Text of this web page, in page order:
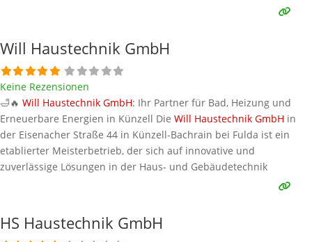
Interessenten bei der Anbieterauswahl. Sollten Sie eine kritische
und bleiben
Weiterlesen …
Will Haustechnik GmbH
Keine Rezensionen
🛁🔥 Will Haustechnik GmbH: Ihr Partner für Bad, Heizung und
Erneuerbare Energien in Künzell Die Will Haustechnik GmbH in
der Eisenacher Straße 44 in Künzell-Bachrain bei Fulda ist ein
etablierter Meisterbetrieb, der sich auf innovative und
zuverlässige Lösungen in der Haus- und Gebäudetechnik
spezialisiert hat. Der Fokus liegt auf der Badsanierung – von der
HS Haustechnik GmbH